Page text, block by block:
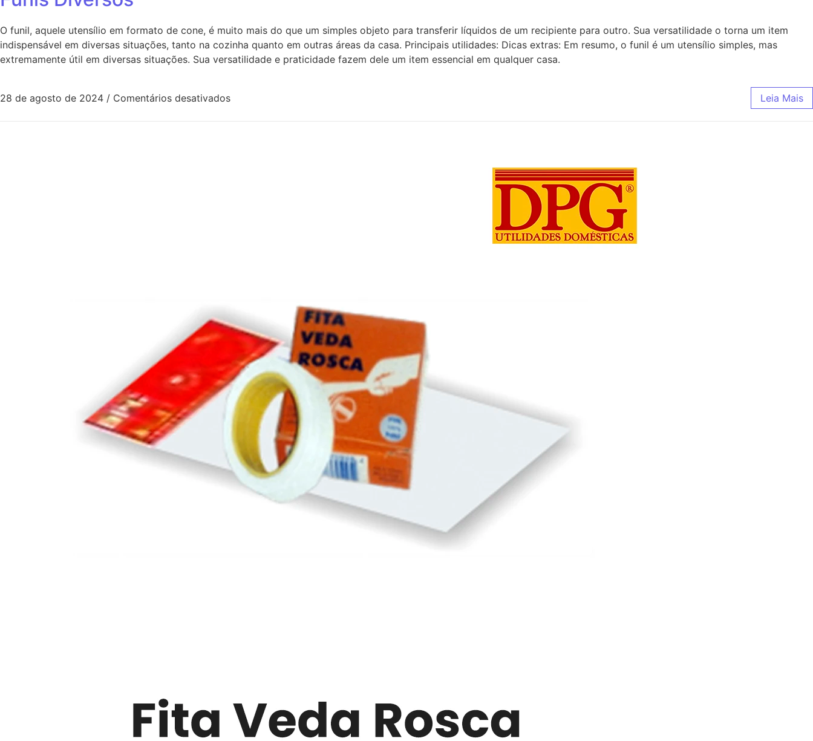
O funil, aquele utensílio em formato de cone, é muito mais do que um simples objeto para transferir líquidos de um recipiente para outro. Sua versatilidade o torna um item
indispensável em diversas situações, tanto na cozinha quanto em outras áreas da casa. Principais utilidades: Dicas extras: Em resumo, o funil é um utensílio simples, mas
extremamente útil em diversas situações. Sua versatilidade e praticidade fazem dele um item essencial em qualquer casa.
28 de agosto de 2024 / Comentários desativados Leia Mais